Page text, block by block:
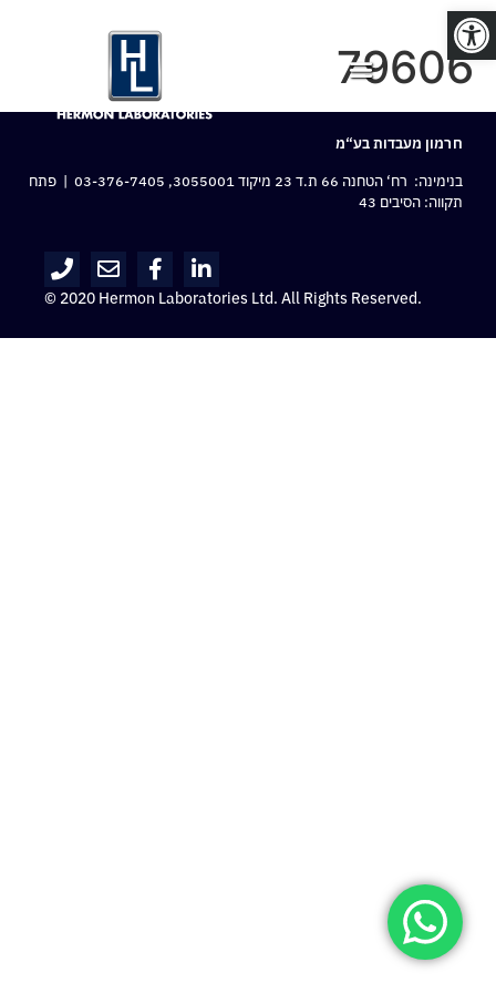
פתח סרגל נגישות
79606
חרמון מעבדות בע“מ
בנימינה: רח‘ הטחנה 66 ת.ד 23 מיקוד 3055001,
03-376-7405 | פתח
תקווה: הסיבים 43
© 2020 Hermon Laboratories Ltd. All Rights Reserved.